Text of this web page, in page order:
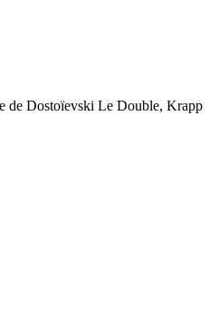
de Dostoïevski Le Double, Krapp